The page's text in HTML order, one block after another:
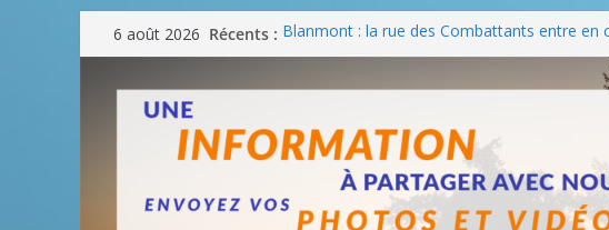
Passer
au
contenu
6 août 2026 Récents : Blanmont : la rue des Combattants entre en
août
Une fête nationale sans drache